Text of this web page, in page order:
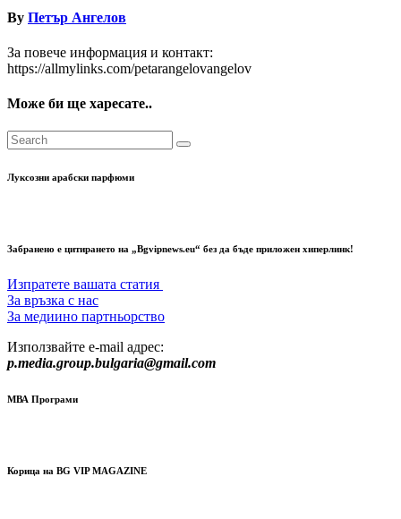
By Петър Ангелов
За повече информация и контакт:
https://allmylinks.com/petarangelovangelov
Може би ще харесате..
Луксозни арабски парфюми
Забранено е цитирането на „Bgvipnews.eu“ без да бъде приложен хиперлинк!
Изпратете вашата статия
За връзка с нас
За медиино партньорство
Използвайте e-mail адрес:
p.media.group.bulgaria@gmail.com
МВА Програми
Корица на BG VIP MAGAZINE